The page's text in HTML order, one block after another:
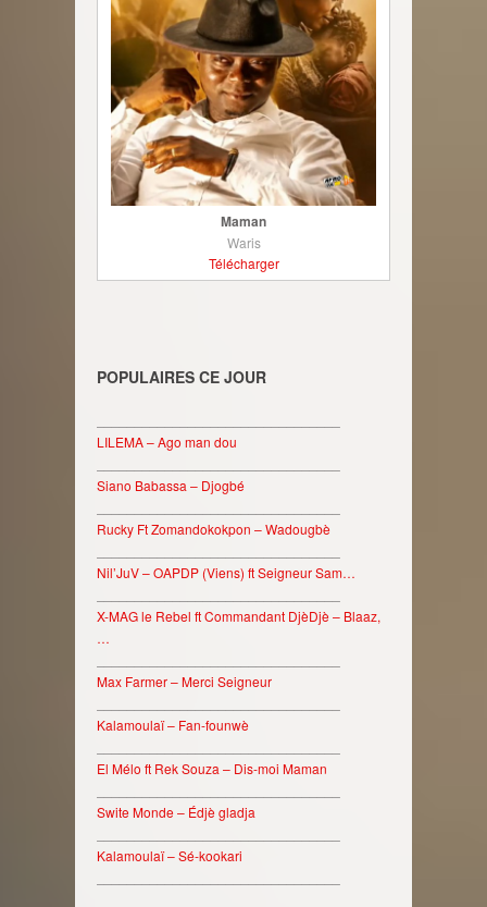
Maman
Waris
Télécharger
POPULAIRES CE JOUR
LILEMA – Ago man dou
Siano Babassa – Djogbé
Rucky Ft Zomandokokpon – Wadougbè
Nil’JuV – OAPDP (Viens) ft Seigneur Sam…
X-MAG le Rebel ft Commandant DjèDjè – Blaaz,
…
Max Farmer – Merci Seigneur
Kalamoulaï – Fan-founwè
El Mélo ft Rek Souza – Dis-moi Maman
Swite Monde – Édjè gladja
Kalamoulaï – Sé-kookari